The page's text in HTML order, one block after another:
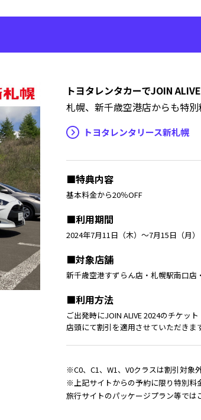
トヨタレンタカーでJOIN
札幌、新千歳空港店からも特別
トヨタレンタリース新札幌
■特典内容
基本料金から20％OFF
■利用期間
2024年7月11日（木）〜7月15日（月）
■対象店舗
新千歳空港すずらん店・札幌駅南口店
■利用方法
ご出発時にJOIN ALIVE 2024のチケッ
店頭にて割引を適用させていただきます
※C0、C1、W1、V0クラスは割引対象
※上記サイトからの予約に限り特別料
旅行サイトのパッケージプラン等では